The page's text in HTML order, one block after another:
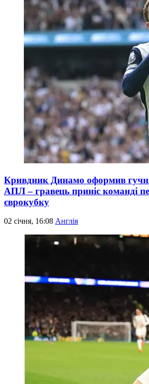
Кривдник Динамо оформив
АПЛ – гравець приніс команді
єврокубку
02 січня, 16:08 Англія